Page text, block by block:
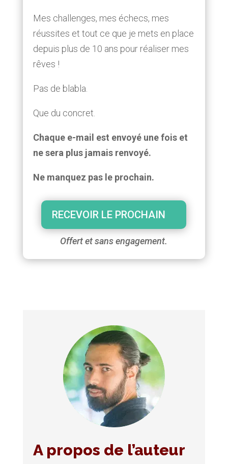
Mes challenges, mes échecs, mes
réussites et tout ce que je mets en place
depuis plus de 10 ans pour réaliser mes
rêves !
Pas de blabla.
Que du concret.
Chaque e-mail est envoyé une fois et
ne sera plus jamais renvoyé.
Ne manquez pas le prochain.
RECEVOIR LE PROCHAIN
Offert et sans engagement.
A propos de l’auteur